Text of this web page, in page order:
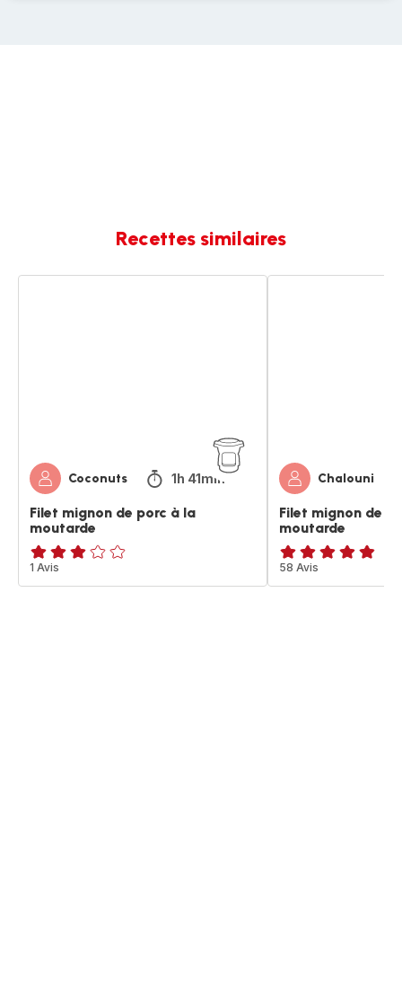
Recettes similaires
Coconuts 1h 41min
Filet mignon de porc à la
moutarde
Avis
3
1 Avis
Chalouni
Filet mignon de
moutarde
ratings.4.8
58 Avis